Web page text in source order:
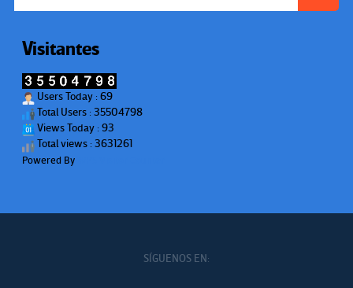
Visitantes
Users Today : 69
Total Users : 35504798
Views Today : 93
Total views : 3631261
Powered By
SÍGUENOS EN: